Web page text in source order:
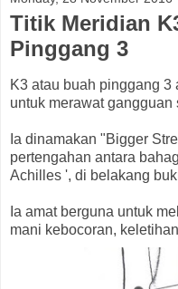
Titik Meridian
Pinggang 3
K3 atau buah pinggang
untuk merawat gangguan
Ia dinamakan "Bigger
pertengahan antara
Achilles ', di belakang
Ia amat berguna untuk
mani kebocoran,